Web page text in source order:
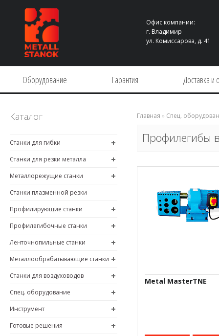
Офис компании:
г. Владимир
ул. Комиссарова, д. 41
Оборудование Гарантия Доставка и
Каталог
Станки для гибки
Станки для резки металла
Металлорежущие станки
Станки плазменной резки
Профилирующие станки
Профилегибочные станки
Ленточнопильные станки
Металлообрабатывающие станки
Станки для воздуховодов
Спец. оборудование
Инструмент
Готовые решения
Главная » Спец.
Профилегибы
Metal MasterTNE